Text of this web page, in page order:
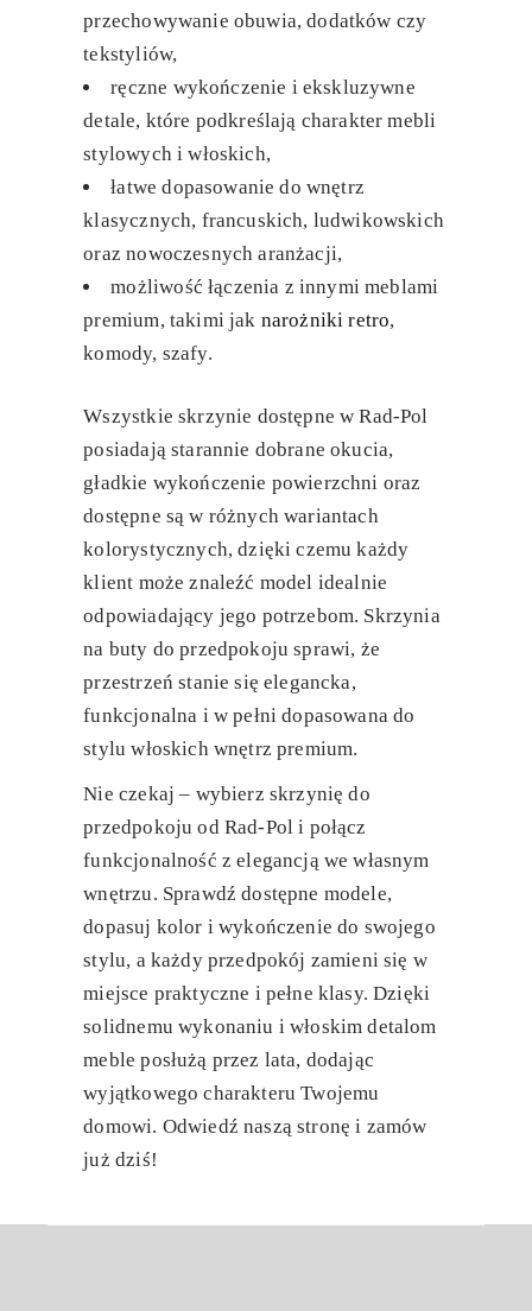
przechowywanie obuwia, dodatków czy
tekstyliów,
ręczne wykończenie i ekskluzywne
detale, które podkreślają charakter mebli
stylowych i włoskich,
łatwe dopasowanie do wnętrz
klasycznych, francuskich, ludwikowskich
oraz nowoczesnych aranżacji,
możliwość łączenia z innymi meblami
premium, takimi jak narożniki retro,
komody, szafy.
Wszystkie skrzynie dostępne w Rad-Pol
posiadają starannie dobrane okucia,
gładkie wykończenie powierzchni oraz
dostępne są w różnych wariantach
kolorystycznych, dzięki czemu każdy
klient może znaleźć model idealnie
odpowiadający jego potrzebom. Skrzynia
na buty do przedpokojusprawi, że
przestrzeń stanie się elegancka,
funkcjonalna i w pełni dopasowana do
stylu włoskich wnętrz premium.
Nie czekaj – wybierz skrzynię do
przedpokoju od Rad-Pol i połącz
funkcjonalność z elegancją we własnym
wnętrzu. Sprawdź dostępne modele,
dopasuj kolor i wykończenie do swojego
stylu, a każdy przedpokój zamieni się w
miejsce praktyczne i pełne klasy.Dzięki
solidnemu wykonaniu i włoskim detalom
meble posłużą przez lata, dodając
wyjątkowego charakteru Twojemu
domowi. Odwiedź naszą stronę i zamów
już dziś!